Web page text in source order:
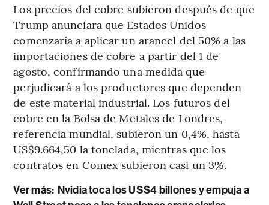
Los precios del cobre subieron después de que
Trump anunciara que Estados Unidos
comenzaría a aplicar un arancel del 50% a las
importaciones de cobre a partir del 1 de
agosto, confirmando una medida que
perjudicará a los productores que dependen
de este material industrial. Los futuros del
cobre en la Bolsa de Metales de Londres,
referencia mundial, subieron un 0,4%, hasta
US$9.664,50 la tonelada, mientras que los
contratos en Comex subieron casi un 3%.
Ver más: Nvidia toca los US$4 billones y empuja a